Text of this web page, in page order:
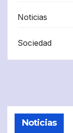
Noticias
Sociedad
Noticias